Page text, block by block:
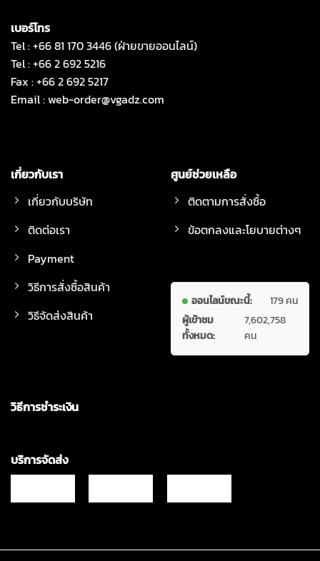
เบอร์โทร
Tel : +66 81 170 3446 (ฝ่ายขายออนไลน์)
Tel : +66 2 692 5216
Fax : +66 2 692 5217
Email :web-order@vgadz.com
เกี่ยวกับเรา
เกี่ยวกับบริษัท
ติดต่อเรา
Payment
วิธีการสั่งซื้อสินค้า
วิธีจัดส่งสินค้า
ศูนย์ช่วยเหลือ
ติดตามการสั่งซื้อ
ข้อตกลงและโยบายต่างๆ
ออนไลน์ขณะนี้:
179 คน
ผู้เข้าชม
ทั้งหมด:
7,602,758
คน
วิธีการชำระเงิน
บริการจัดส่ง